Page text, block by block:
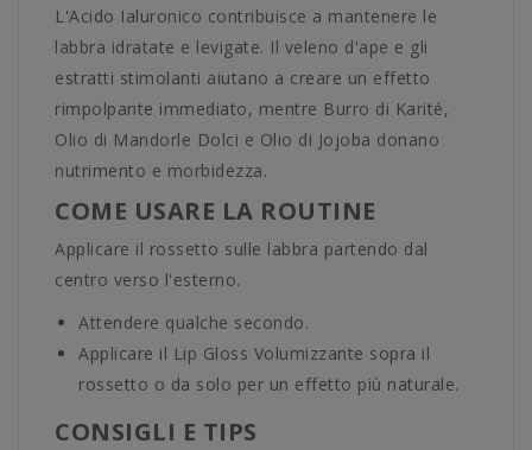
L'Acido Ialuronico contribuisce a mantenere le
labbra idratate e levigate. Il veleno d'ape e gli
estratti stimolanti aiutano a creare un effetto
rimpolpante immediato, mentre Burro di Karité,
Olio di Mandorle Dolci e Olio di Jojoba donano
nutrimento e morbidezza.
COME USARE LA ROUTINE
Applicare il rossetto sulle labbra partendo dal
centro verso l'esterno.
Attendere qualche secondo.
Applicare il Lip Gloss Volumizzante sopra il
rossetto o da solo per un effetto più naturale.
CONSIGLI E TIPS